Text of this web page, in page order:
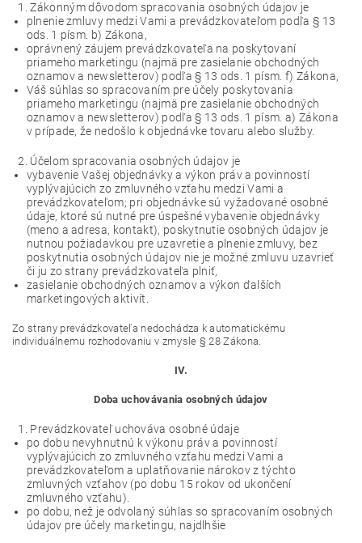
Zákonným dôvodom spracovania osobných údajov je
plnenie zmluvy medzi Vami a prevádzkovateľom podľa § 13
ods. 1 písm. b) Zákona,
oprávnený záujem prevádzkovateľa na poskytovaní
priameho marketingu (najmä pre zasielanie obchodných
oznamov a newsletterov) podľa § 13 ods. 1 písm. f) Zákona,
Váš súhlas so spracovaním pre účely poskytovania
priameho marketingu (najmä pre zasielanie obchodných
oznamov a newsletterov) podľa § 13 ods. 1 písm. a) Zákona
v prípade, že nedošlo k objednávke tovaru alebo služby.
Účelom spracovania osobných údajov je
vybavenie Vašej objednávky a výkon práv a povinností
vyplývajúcich zo zmluvného vzťahu medzi Vami a
prevádzkovateľom; pri objednávke sú vyžadované osobné
údaje, ktoré sú nutné pre úspešné vybavenie objednávky
(meno a adresa, kontakt), poskytnutie osobných údajov je
nutnou požiadavkou pre uzavretie a plnenie zmluvy, bez
poskytnutia osobných údajov nie je možné zmluvu uzavrieť
či ju zo strany prevádzkovateľa plniť,
zasielanie obchodných oznamov a výkon ďalších
marketingových aktivít.
Zo strany prevádzkovateľa nedochádza k automatickému
individuálnemu rozhodovaniu v zmysle § 28 Zákona.
IV.
Doba uchovávania osobných údajov
Prevádzkovateľ uchováva osobné údaje
po dobu nevyhnutnú k výkonu práv a povinností
vyplývajúcich zo zmluvného vzťahu medzi Vami a
prevádzkovateľom a uplatňovanie nárokov z týchto
zmluvných vzťahov (po dobu 15 rokov od ukončení
zmluvného vzťahu).
po dobu, než je odvolaný súhlas so spracovaním osobných
údajov pre účely marketingu, najdlhšie